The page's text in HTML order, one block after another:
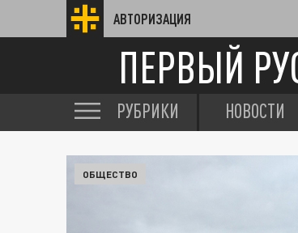
АВТОРИЗАЦИЯ
ПЕРВЫЙ
РУБРИКИ НОВОСТИ
ОБЩЕСТВО